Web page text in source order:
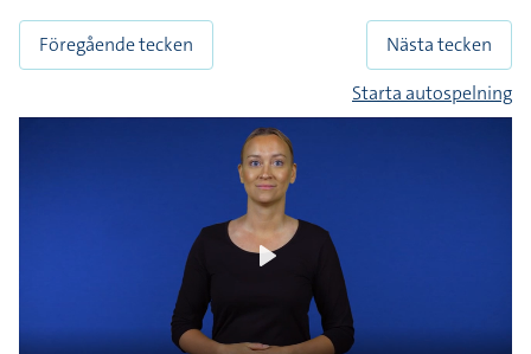
Föregående tecken
Nästa tecken
Starta autospelning